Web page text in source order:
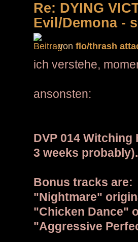
Re: DYING
Evil/Demona -
vonflo/thrash
ich verstehe,
ansonsten:
DVP 014
3 weeks probably).
Bonus tracks are:
"Nightmare"
"Chicken Dance"
"Aggressive